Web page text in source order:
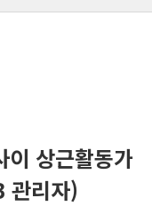
상근활동가
관리자)